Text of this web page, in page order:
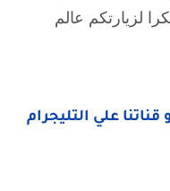
لزيارتكم عالم
قناتنا علي التليجرام